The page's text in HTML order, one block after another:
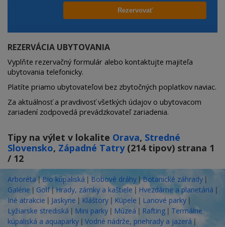
REZERVÁCIA UBYTOVANIA
Vyplňte rezervačný formulár alebo kontaktujte majiteľa
ubytovania telefonicky.
Platíte priamo ubytovateľovi bez zbytočných poplatkov naviac.
Za aktuálnosť a pravdivosť všetkých údajov o ubytovacom
zariadení zodpovedá prevádzkovateľ zariadenia.
Tipy na výlet v lokalite Orava, Stredné
Slovensko, Západné Tatry(214 tipov) strana 1
/ 12
Arboréta|Bio kúpaliská |Bobové dráhy |Botanické záhrady |
Galérie | Golf|Hrady, zámky a kaštiele | Hvezdárne a planetáriá |
Iné atrakcie | Jaskyne | Kláštory | Kúpele | Lanové parky |
Lyžiarske strediská | Mini parky | Múzeá | Rafting | Termálne
kúpaliská a aquaparky | Vodné nádrže, priehrady a jazerá|